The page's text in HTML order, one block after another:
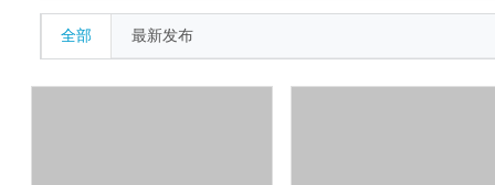
全部 最新发布